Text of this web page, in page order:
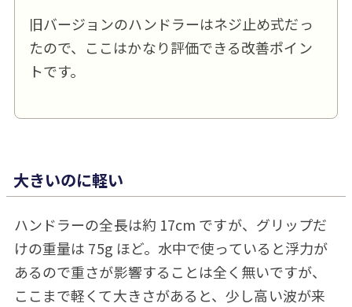
旧バージョンのハンドラーはネジ止め式だっ
たので、ここはかなり評価できる改善ポイン
トです。
大きいのに軽い
ハンドラーの全長は約 17cm ですが、グリップだ
けの重量は 75g ほど。水中で使っていると浮力が
あるので重さが影響することは全く無いですが、
ここまで軽くて大きさがあると、少し高い波が来